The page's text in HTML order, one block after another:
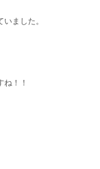
ました。
！！